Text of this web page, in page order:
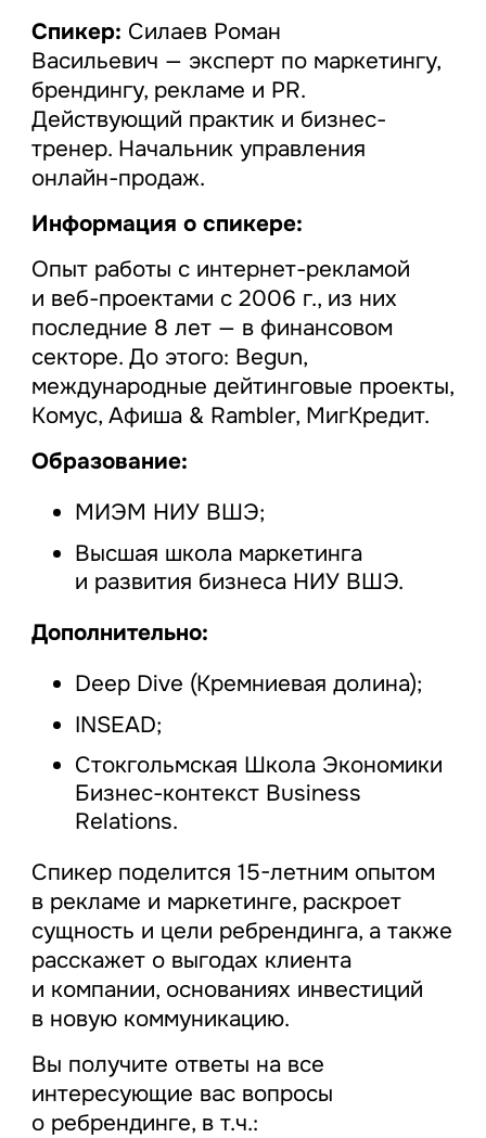
Спикер: Силаев Роман
Васильевич — экcперт по маркетингу,
брендингу, рекламе и PR.
Действующий практик и бизнес-
тренер. Начальник управления
онлайн-продаж.
Информация о спикере:
Опыт работы с интернет-рекламой
и веб-проектами с 2006 г., из них
последние 8 лет — в финансовом
секторе. До этого: Begun,
международные дейтинговые проекты,
Комус, Афиша & Rambler, МигКредит.
Образование:
МИЭМ НИУ ВШЭ;
Высшая школа маркетинга
и развития бизнеса НИУ ВШЭ.
Дополнительно:
Deep Dive (Кремниевая долина);
INSEAD;
Стокгольмская Школа Экономики
Бизнес-контекст Business
Relations.
Спикер поделится 15-летним опытом
в рекламе и маркетинге, раскроет
сущность и цели ребрендинга, а также
расскажет о выгодах клиента
и компании, основаниях инвестиций
в новую коммуникацию.
Вы получите ответы на все
интересующие вас вопросы
о ребрендинге, в т.ч.: